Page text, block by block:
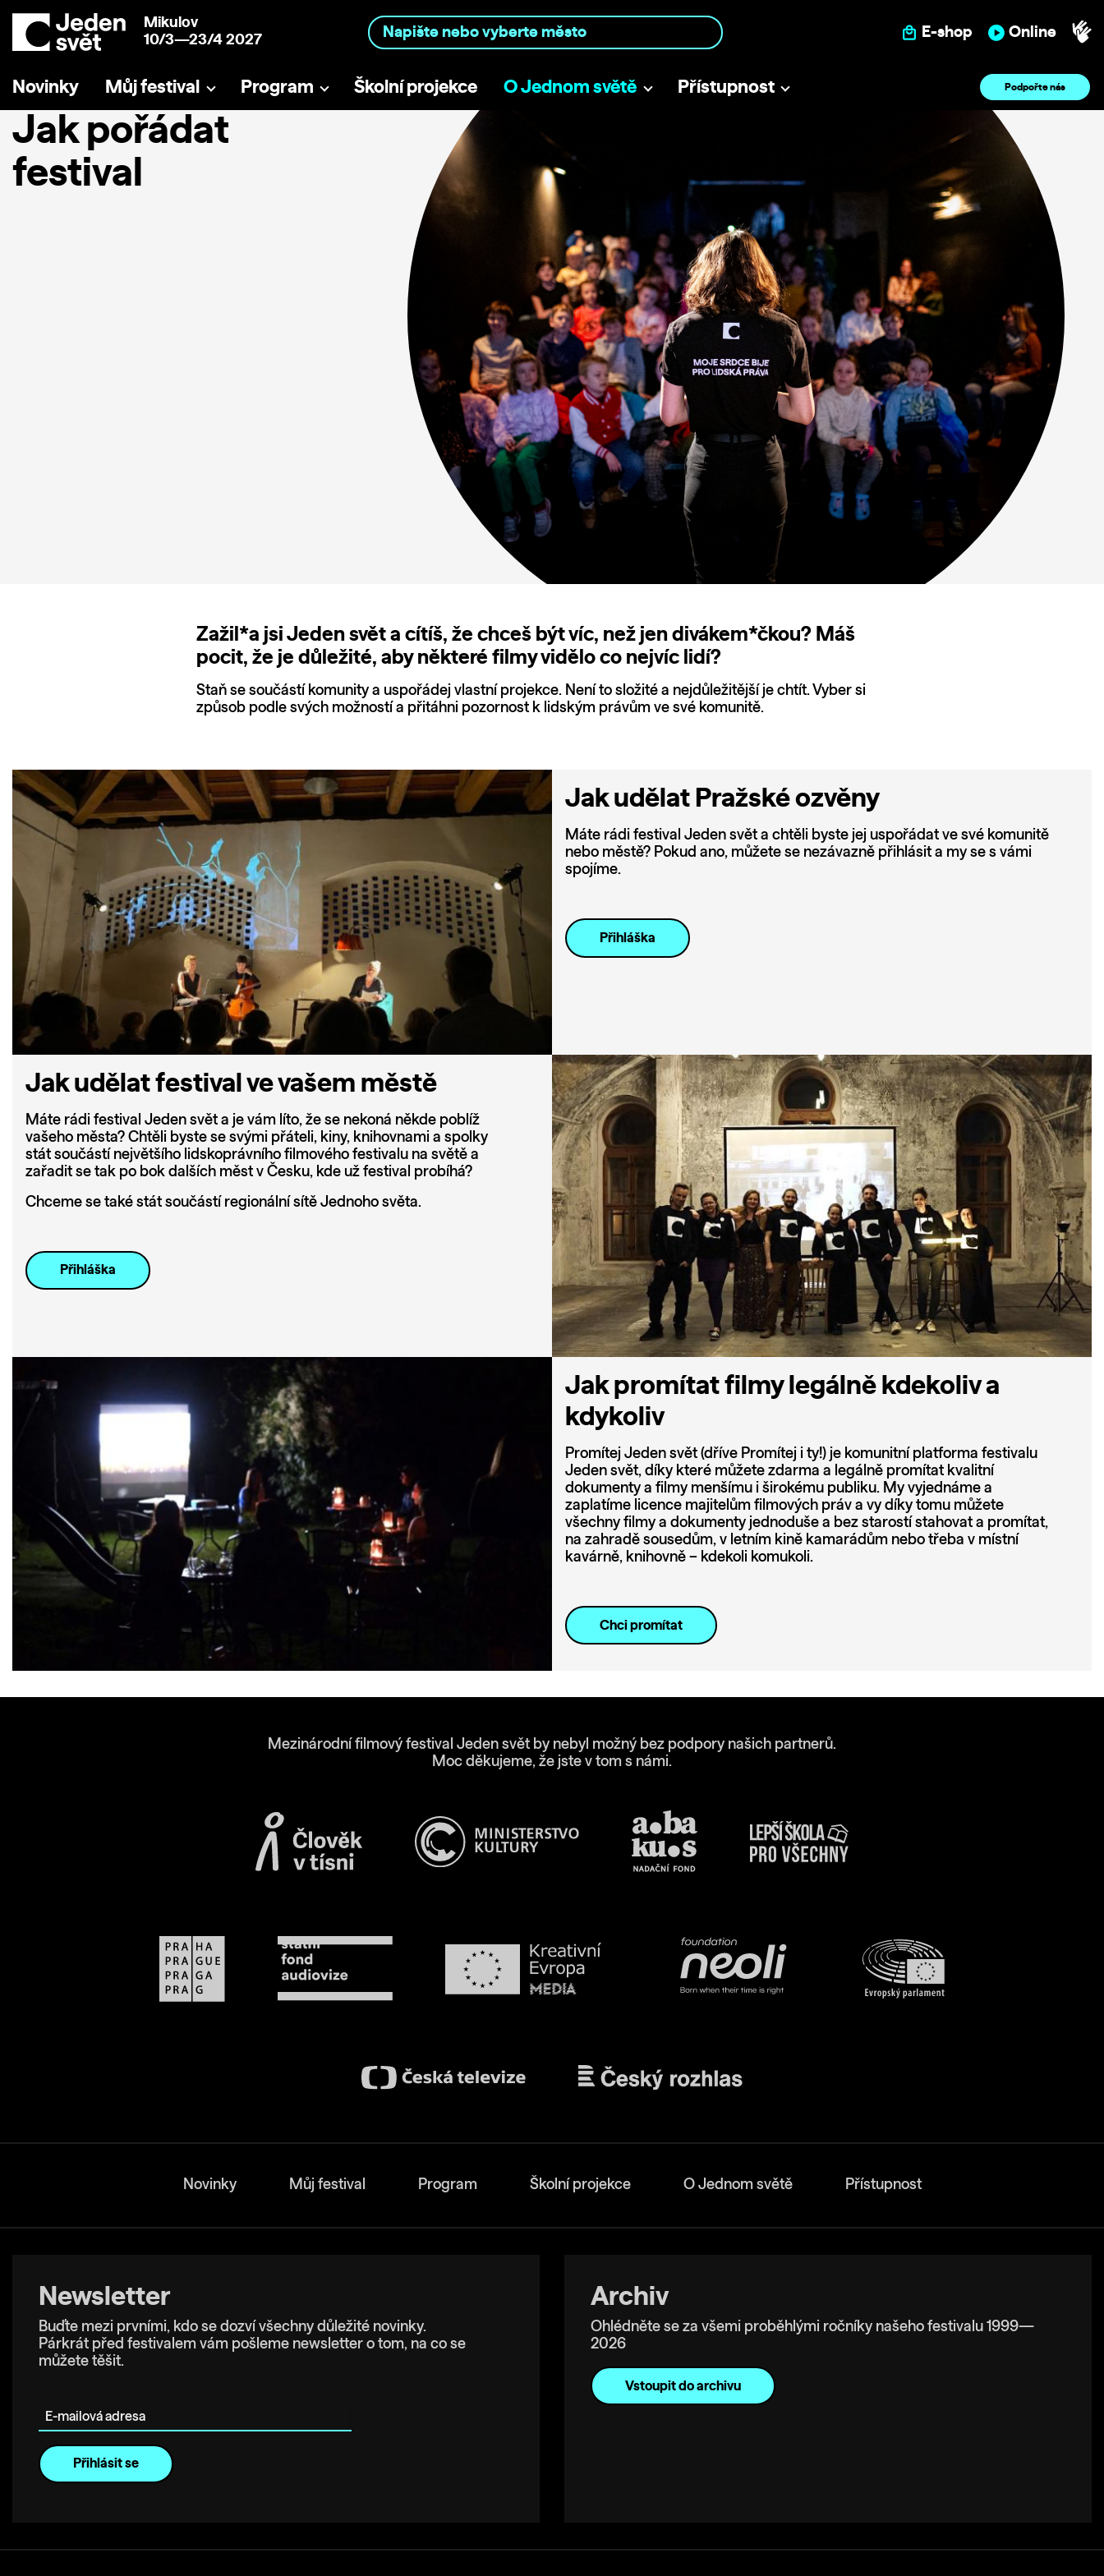
Mikulov
10/3—23/4 2027
E-shop Online
Novinky Můj festival Program Školní projekce O Jednom světě Přístupnost Podpořte nás
Jak pořádat
festival
Zažil*a jsi Jeden svět a cítíš, že chceš být víc, než jen divákem*čkou? Máš
pocit, že je důležité, aby některé filmy vidělo co nejvíc lidí?
Staň se součástí komunity a uspořádej vlastní projekce. Není to složité a nejdůležitější je chtít. Vyber si
způsob podle svých možností a přitáhni pozornost k lidským právům ve své komunitě.
Jak udělat Pražské ozvěny
Máte rádi festival Jeden svět a chtěli byste jej uspořádat ve své komunitě
nebo městě? Pokud ano, můžete se nezávazně přihlásit a my se s vámi
spojíme.
Přihláška
Jak udělat festival ve vašem městě
Máte rádi festival Jeden svět a je vám líto, že se nekoná někde poblíž
vašeho města? Chtěli byste se svými přáteli, kiny, knihovnami a spolky
stát součástí největšího lidskoprávního filmového festivalu na světě a
zařadit se tak po bok dalších měst v Česku, kde už festival probíhá?
Chceme se také stát součástí regionální sítě Jednoho světa.
Přihláška
Jak promítat filmy legálně kdekoliv a
kdykoliv
Promítej Jeden svět (dříve Promítej i ty!) je komunitní platforma festivalu
Jeden svět, díky které můžete zdarma a legálně promítat kvalitní
dokumenty a filmy menšímu i širokému publiku. My vyjednáme a
zaplatíme licence majitelům filmových práv a vy díky tomu můžete
všechny filmy a dokumenty jednoduše a bez starostí stahovat a promítat,
na zahradě sousedům, v letním kině kamarádům nebo třeba v místní
kavárně, knihovně – kdekoli komukoli.
Chci promítat
Mezinárodní filmový festival Jeden svět by nebyl možný bez podpory našich partnerů.
Moc děkujeme, že jste v tom s námi.
Novinky Můj festival Program Školní projekce O Jednom světě Přístupnost
Newsletter
Buďte mezi prvními, kdo se dozví všechny důležité novinky.
Párkrát před festivalem vám pošleme newsletter o tom, na co se
můžete těšit.
Archiv
Ohlédněte se za všemi proběhlými ročníky našeho festivalu 1999—
2026
Vstoupit do archivu